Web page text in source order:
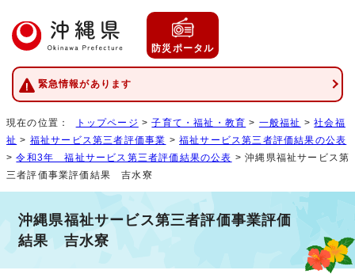
防災ポータル
緊急情報があります
現在の位置： トップページ >子育て・福祉・教育 > 一般福祉 >社会福
祉 > 福祉サービス第三者評価事業 >福祉サービス第三者評価結果の公表
>令和3年 福祉サービス第三者評価結果の公表 > 沖縄県福祉サービス第
三者評価事業評価結果 吉水寮
沖縄県福祉サービス第三者評価事業評価
結果 吉水寮